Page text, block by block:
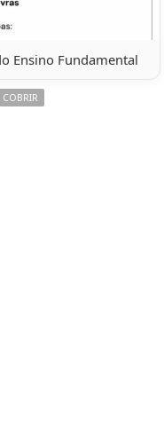
Ensino Fundamental
COBRIR